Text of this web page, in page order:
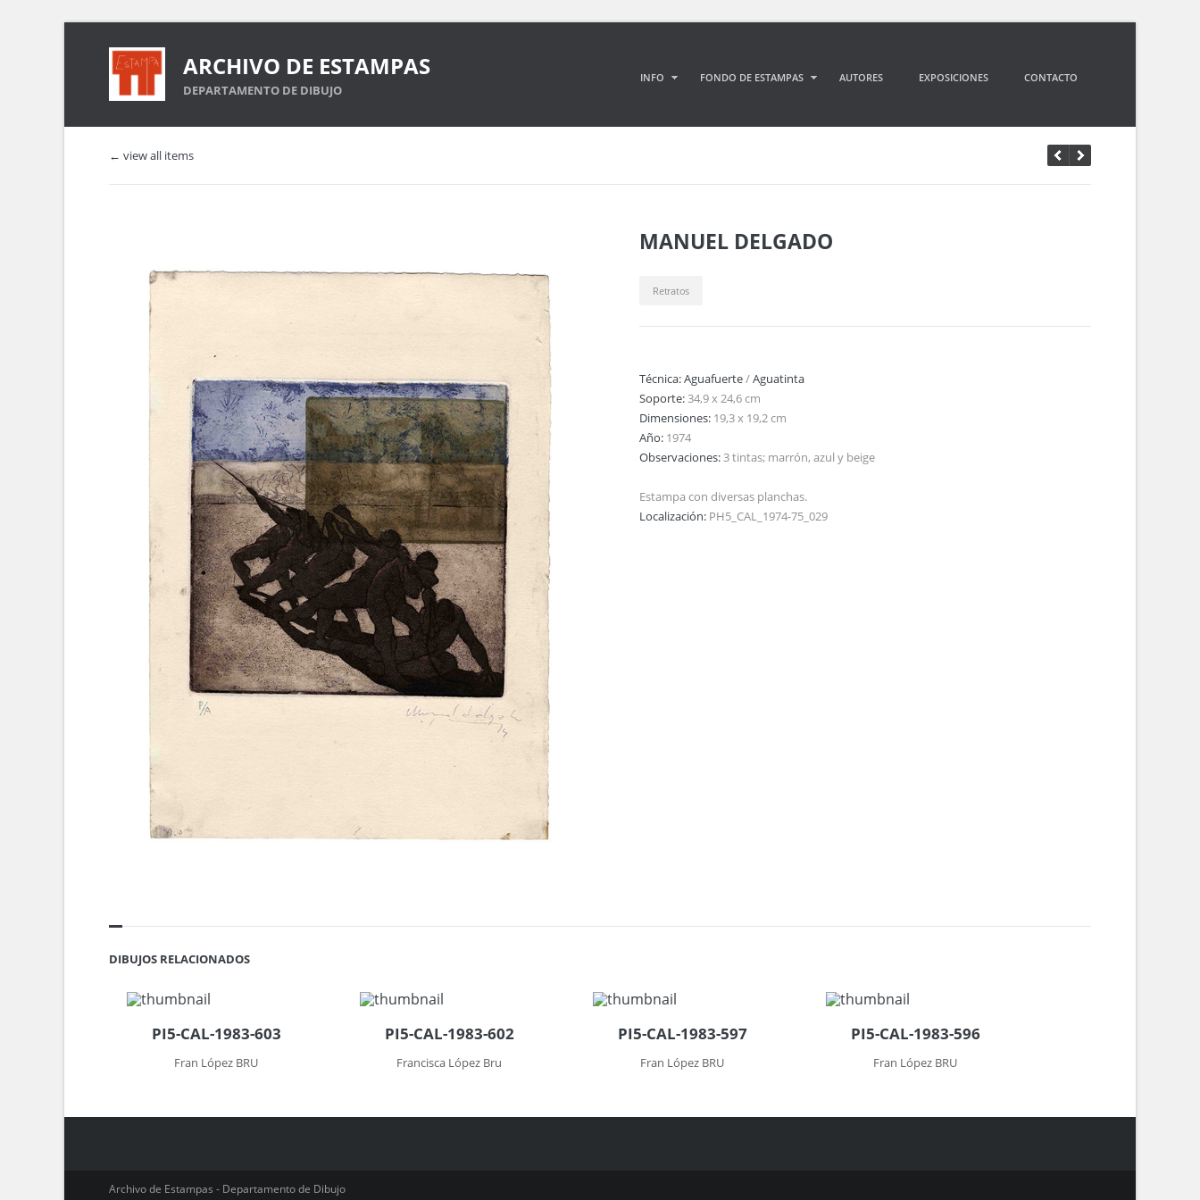
ARCHIVO DE ESTAMPAS
DEPARTAMENTO DE DIBUJO
INFO FONDO DE ESTAMPAS AUTORES EXPOSICIONES CONTACTO
← view all items
MANUEL DELGADO
Retratos
Técnica:Aguafuerte/Aguatinta
Soporte:34,9 x 24,6 cm
Dimensiones: 19,3 x 19,2 cm
Año: 1974
Observaciones:3 tintas; marrón, azul y beige
Estampa con diversas planchas.
Localización: PH5_CAL_1974-75_029
DIBUJOS RELACIONADOS
PI5-CAL-1983-603
Fran López BRU
PI5-CAL-1983-602
Francisca López Bru
PI5-CAL-1983-597
Fran López BRU
PI5-CAL-1983-596
Fran López BRU
Archivo de Estampas - Departamento de Dibujo